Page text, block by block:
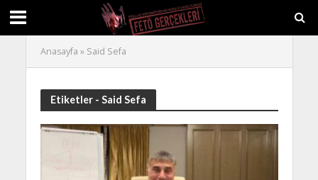
Anasayfa » Said Sefa
Etiketler - Said Sefa